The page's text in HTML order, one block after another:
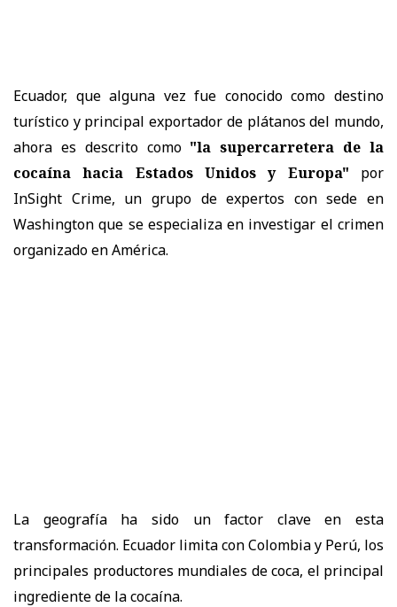
Ecuador, que alguna vez fue conocido como destino
turístico y principal exportador de plátanos del mundo,
ahora es descrito como"la supercarretera de la
cocaína hacia Estados Unidos y Europa" por
InSight Crime, un grupo de expertos con sede en
Washington que se especializa en investigar el crimen
organizado en América.
La geografía ha sido un factor clave en esta
transformación. Ecuador limita con Colombia y Perú, los
principales productores mundiales de coca, el principal
ingrediente de la cocaína.